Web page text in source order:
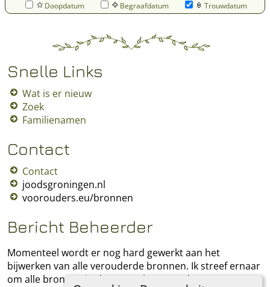
Doopdatum
Begraafdatum Trouwdatum
Snelle Links
Wat is er nieuw
Zoek
Familienamen
Contact
Contact
joodsgroningen.nl
voorouders.eu/bronnen
Bericht Beheerder
Momenteel wordt er nog hard gewerkt aan het
bijwerken van alle verouderde bronnen. Ik streef ernaar
om alle bronnen in deze stamboom te documenteren.